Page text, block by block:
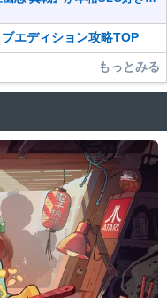
エディション攻略TOP
もっとみる